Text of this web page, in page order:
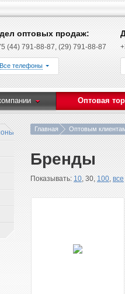
оптовых продаж:
(44) 791-88-87, (29) 791-88-87
Все телефоны
Оптовая
Главная Оптовым
Бренды
Показывать:10, 30,100,все